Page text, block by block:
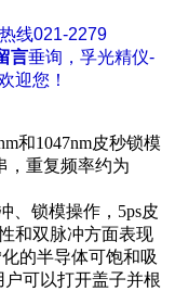
线021-2279
言垂询，孚光精仪-
迎您！
和1047nm皮秒锁模
，重复频率约为
、锁模操作，5ps皮
和双脉冲方面表现
的半导体可饱和吸
可以打开盖子并根